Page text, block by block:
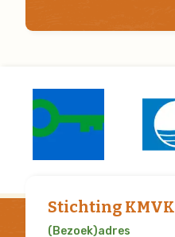
Stichting KMVK
(Bezoek)adres